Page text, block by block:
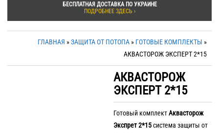
БЕСПЛАТНАЯ ДОСТАВКА ПО УКРАИНЕ
ПОДРОБНЕЕ ЗДЕСЬ ›
ГЛАВНАЯ »ЗАЩИТА ОТ ПОТОПА » ГОТОВЫЕ КОМПЛЕКТЫ »
АКВАСТОРОЖ ЭКСПЕРТ 2*15
АКВАСТОРОЖ
ЭКСПЕРТ 2*15
Готовый комплектАквасторож
Экспрет 2*15система защиты от